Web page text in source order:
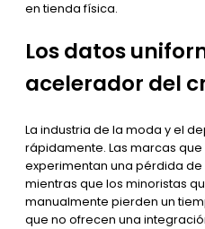
en tienda física.
Los datos
acelerador del
La industria de la moda y el
rápidamente. Las marcas
experimentan una pérdida
mientras que los minoristas
manualmente pierden un
que no ofrecen una